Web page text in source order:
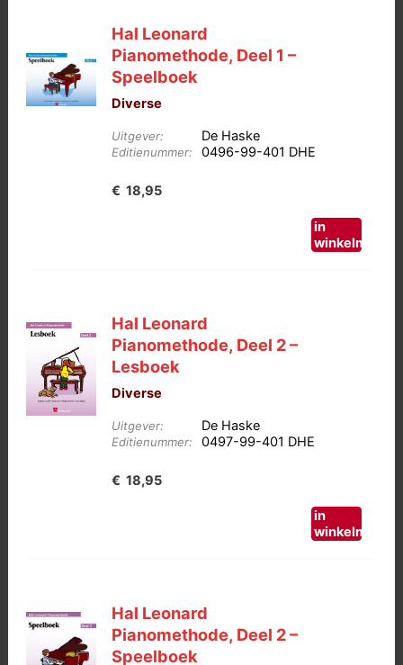
Hal Leonard
Pianomethode, Deel 1 –
Speelboek
Diverse
Uitgever: De Haske
Editienummer: 0496-99-401 DHE
€ 18,95
in
winkelmand
Hal Leonard
Pianomethode, Deel 2 –
Lesboek
Diverse
Uitgever: De Haske
Editienummer: 0497-99-401 DHE
€ 18,95
in
winkelmand
Hal Leonard
Pianomethode, Deel 2 –
Speelboek